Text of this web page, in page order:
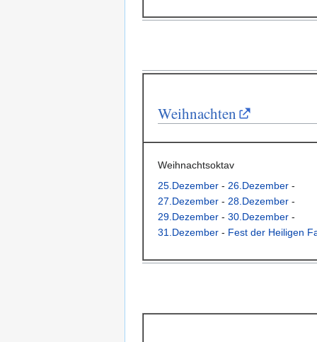
Weihnachten
Weihnachtsoktav
25.Dezember - 26.Dezember -
27.Dezember - 28.Dezember -
29.Dezember - 30.Dezember -
31.Dezember - Fest der Heiligen